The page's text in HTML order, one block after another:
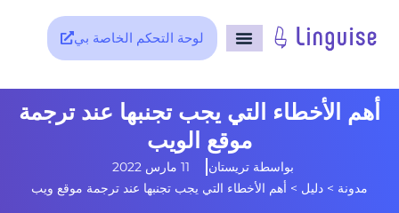
لوحة التحكم الخاصة بي
أهم الأخطاء التي يجب تجنبها عند ترجمة
موقع الويب
بواسطةتريستان
11 مارس 2022
مدونة > دليل > أهم الأخطاء التي يجب تجنبها عند ترجمة موقع ويب